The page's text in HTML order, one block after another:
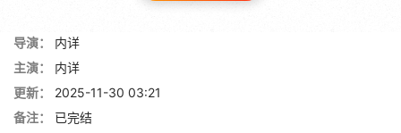
导演：
内详
主演：
内详
更新：
2025-11-30 03:21
备注：
已完结